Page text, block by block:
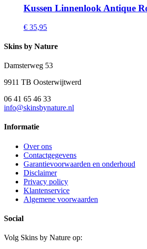
Kussen Linnenlook Antique
€ 35,95
Skins by Nature
Damsterweg 53
9911 TB Oosterwijtwerd
06 41 65 46 33
info@skinsbynature.nl
Informatie
Over ons
Contactgegevens
Garantievoorwaarden en onderhoud
Disclaimer
Privacy policy
Klantenservice
Algemene voorwaarden
Social
Volg Skins by Nature op: